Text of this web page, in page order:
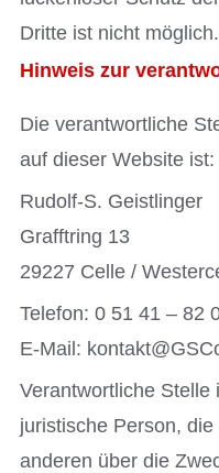
Dritte ist nicht möglich.
Hinweis zur
Die verantwortliche
auf dieser Website ist:
Rudolf-S. Geistlinger
Grafftring 13
29227 Celle /
Telefon: 0 51 41 – 82
E-Mail:
Verantwortliche Stelle
juristische Person,
anderen über die